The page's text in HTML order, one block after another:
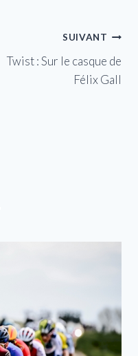
SUIVANT
Twist : Sur le casque de
Félix Gall